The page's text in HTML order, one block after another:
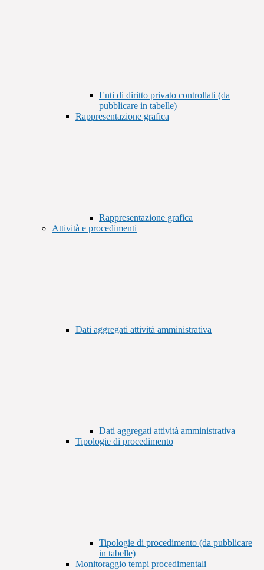
Enti di diritto privato controllati (da
pubblicare in tabelle)
Rappresentazione grafica
Rappresentazione grafica
Attività e procedimenti
Dati aggregati attività amministrativa
Dati aggregati attività amministrativa
Tipologie di procedimento
Tipologie di procedimento (da pubblicare
in tabelle)
Monitoraggio tempi procedimentali